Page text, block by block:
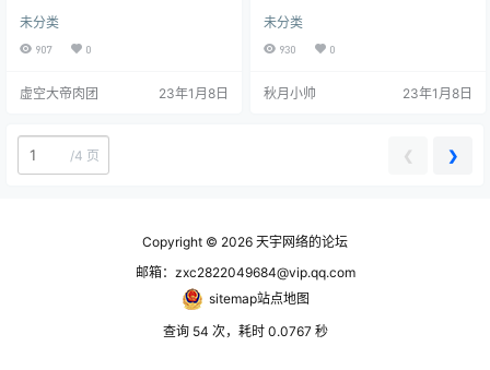
板人很好，曾经在林子栋刚刚到这
座城市的时候收留过他，而如今自
着，子栋啊，快来坐，今天还是老
所，心地善良，有时候看病人可怜
便免去了不必要的检查，可有一次
未分类
907 0
虚空大帝肉团 23年1月8日
安口袋银行app里面申请，然后叫我
去网点，但是网点没有这个卡。可
实体卡后面邮递到个人手上。然后
未分类
930 0
秋月小帅 23年1月8日
/4 页 ❮ ❯
Copyright © 2026 天宇网络的论坛
邮箱：zxc2822049684@vip.qq.com
sitemap站点地图
查询 54 次，耗时 0.0767 秒